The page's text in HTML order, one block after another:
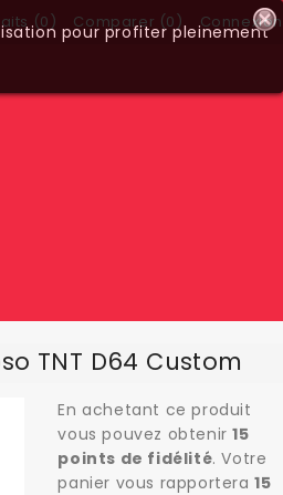
Connexion
Comparer (0)
(0) pour profiter pleinement
TNT D64 Custom
En achetant ce produit
vous pouvez obtenir15
points de fidélité. Votre
panier vous rapportera15